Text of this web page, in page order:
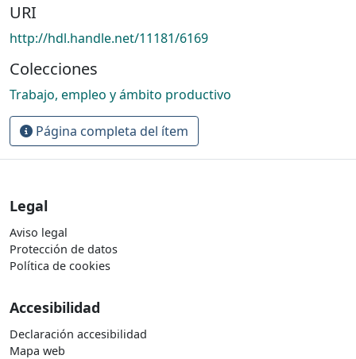
URI
http://hdl.handle.net/11181/6169
Colecciones
Trabajo, empleo y ámbito productivo
Página completa del ítem
Legal
Aviso legal
Protección de datos
Política de cookies
Accesibilidad
Declaración accesibilidad
Mapa web